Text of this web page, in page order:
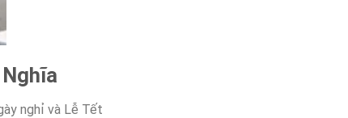
nghỉ và Lễ Tết